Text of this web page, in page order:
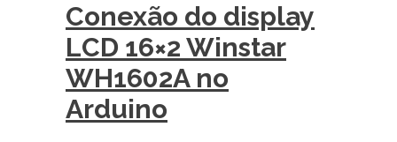
Conexão do display
LCD 16×2 Winstar
WH1602A no
Arduino